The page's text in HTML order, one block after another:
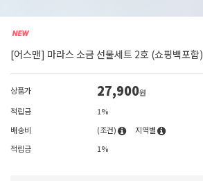
[어스맨] 마라스 소금 선물세트 2호 (쇼핑백포함)
상품가 27,900원
적립금
1%
배송비
(조건)
지역별
적립금
1%